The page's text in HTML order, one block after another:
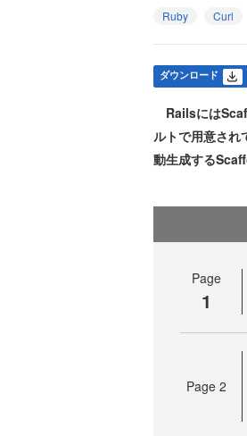
Ruby Curl
ダウンロード
Railsには
ルトで用意され
動生成する
Page
1
Page 2